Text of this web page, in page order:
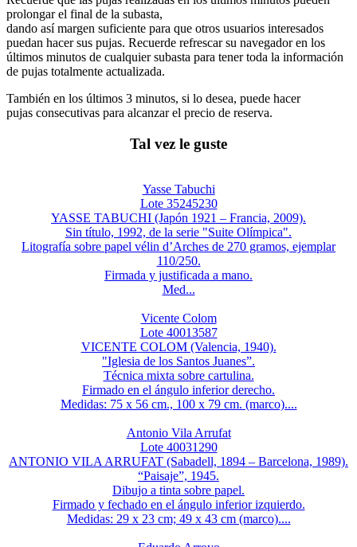
prolongar el final de la subasta,
dando así margen suficiente para que otros usuarios interesados
puedan hacer sus pujas. Recuerde refrescar su navegador en los
últimos minutos de cualquier subasta para tener toda la información
de pujas totalmente actualizada.
También en los últimos 3 minutos, si lo desea, puede hacer
pujas consecutivas para alcanzar el precio de reserva.
Tal vez le guste
Yasse Tabuchi
Lote 35245230
YASSE TABUCHI (Japón 1921 – Francia, 2009).
Sin título, 1992, de la serie "Suite Olímpica".
Litografía sobre papel vélin d’Arches de 270 gramos, ejemplar
110/250.
Firmada y justificada a mano.
Med...
Vicente Colom
Lote 40013587
VICENTE COLOM (Valencia, 1940).
"Iglesia de los Santos Juanes”.
Técnica mixta sobre cartulina.
Firmado en el ángulo inferior derecho.
Medidas: 75 x 56 cm., 100 x 79 cm. (marco)....
Antonio Vila Arrufat
Lote 40031290
ANTONIO VILA ARRUFAT (Sabadell, 1894 – Barcelona, 1989).
“Paisaje”, 1945.
Dibujo a tinta sobre papel.
Firmado y fechado en el ángulo inferior izquierdo.
Medidas: 29 x 23 cm; 49 x 43 cm (marco)....